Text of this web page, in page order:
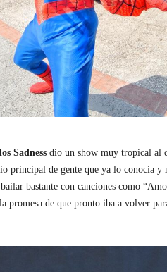
Sadnessdio un show muy tropical al
principal de gente que ya lo conocía
bastante con canciones como
promesa de que pronto iba a volver